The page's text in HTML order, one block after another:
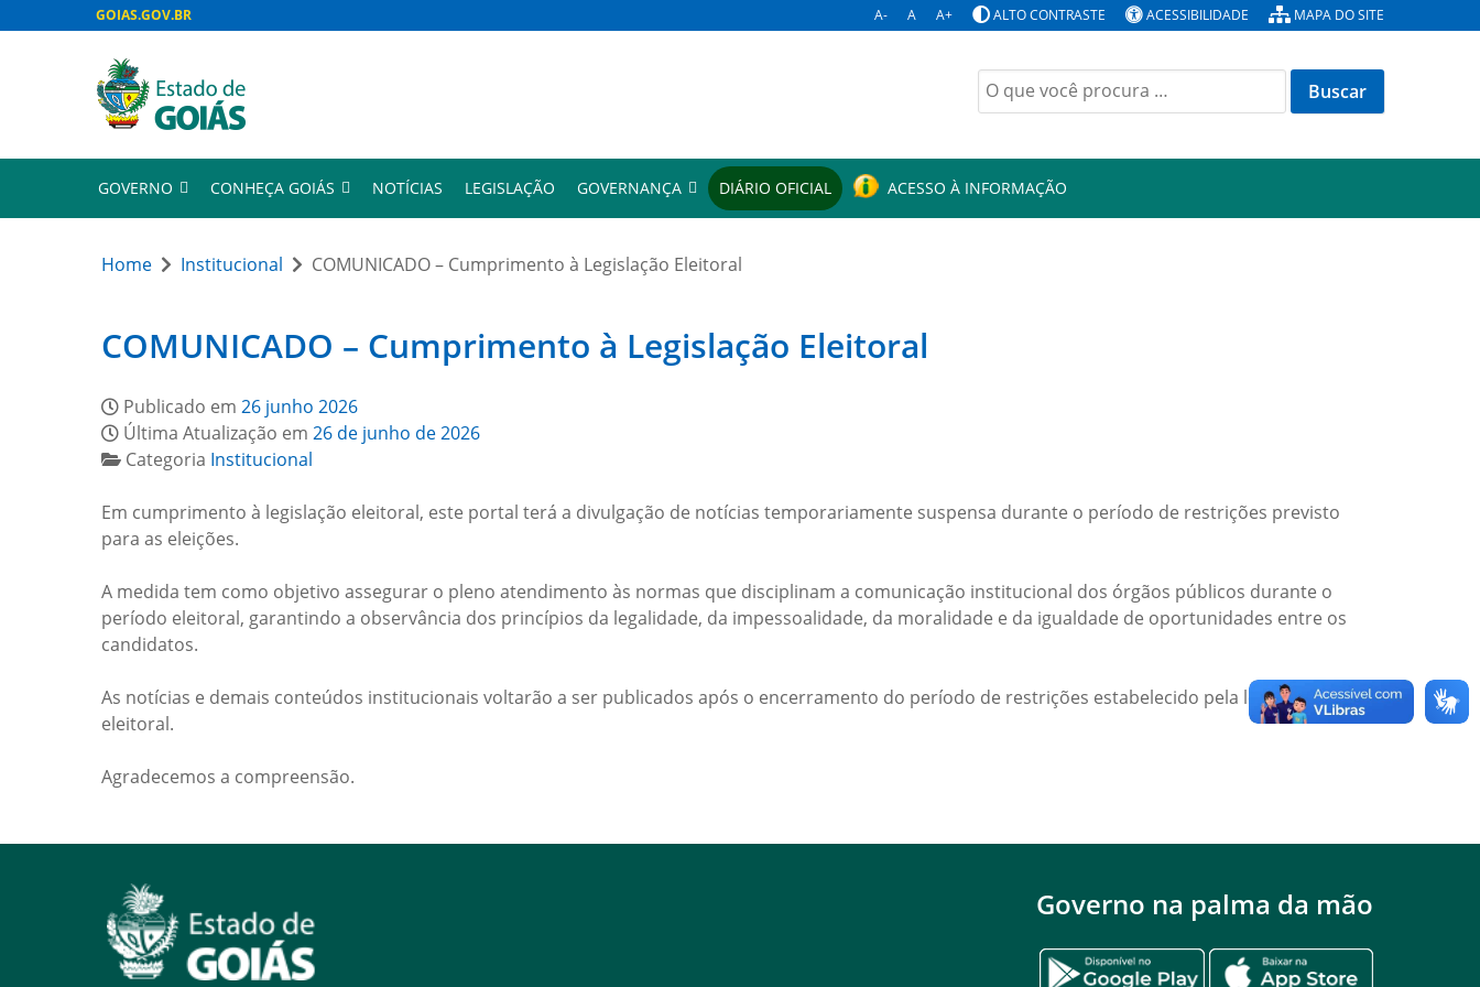
GOIAS.GOV.BR A- A A+ ALTO CONTRASTE ACESSIBILIDADE MAPA DO SITE
Buscar
por:
GOVERNO CONHEÇA GOIÁS NOTÍCIAS LEGISLAÇÃO GOVERNANÇA DIÁRIO OFICIAL ACESSO À INFORMAÇÃO
Home Institucional COMUNICADO – Cumprimento à Legislação Eleitoral
COMUNICADO – Cumprimento à Legislação Eleitoral
Publicado em 26 junho 2026
Última Atualização em 26 de junho de 2026
Categoria Institucional
Em cumprimento à legislação eleitoral, este portal terá a divulgação de notícias temporariamente suspensa durante o período de restrições previsto
para as eleições.
A medida tem como objetivo assegurar o pleno atendimento às normas que disciplinam a comunicação institucional dos órgãos públicos durante o
período eleitoral, garantindo a observância dos princípios da legalidade, da impessoalidade, da moralidade e da igualdade de oportunidades entre os
candidatos.
As notícias e demais conteúdos institucionais voltarão a ser publicados após o encerramento do período de restrições estabelecido pela legislação
eleitoral.
Agradecemos a compreensão.
Governo na palma da mão